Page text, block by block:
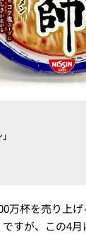
万杯を売り上
ですが、この4